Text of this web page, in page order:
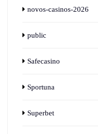
novos-casinos-2026
public
Safecasino
Sportuna
Superbet